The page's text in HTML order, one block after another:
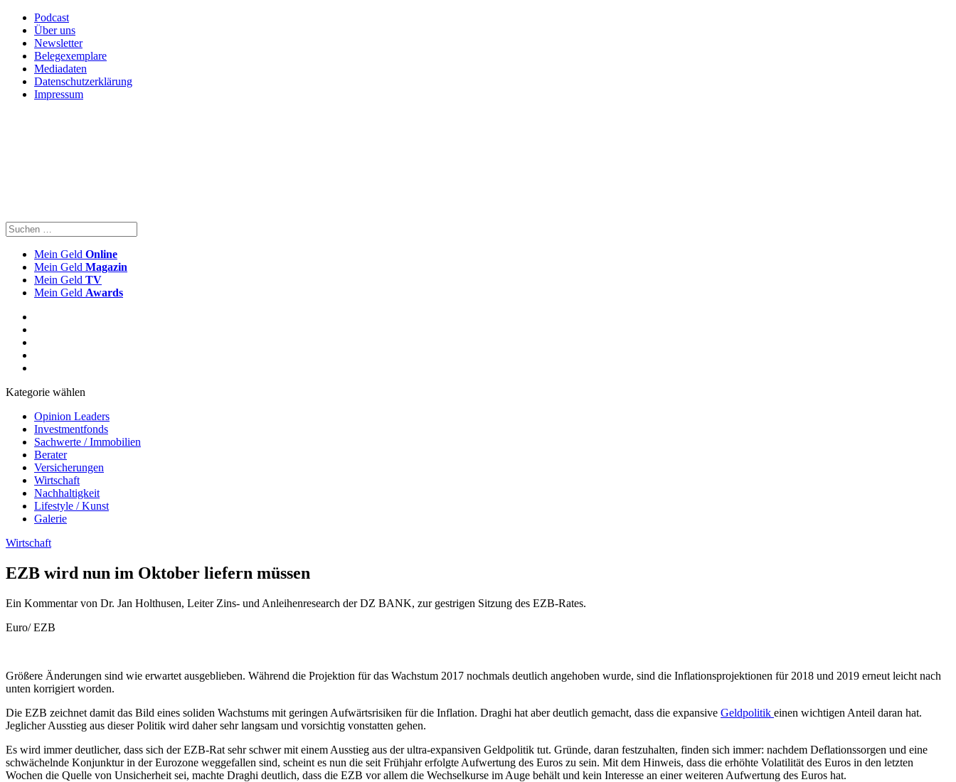
Podcast
Über uns
Newsletter
Belegexemplare
Mediadaten
Datenschutzerklärung
Impressum
Mein Geld Online
Mein Geld Magazin
Mein Geld TV
Mein Geld Awards
Kategorie wählen
Opinion Leaders
Investmentfonds
Sachwerte / Immobilien
Berater
Versicherungen
Wirtschaft
Nachhaltigkeit
Lifestyle / Kunst
Galerie
Wirtschaft
EZB wird nun im Oktober liefern müssen
Ein Kommentar von Dr. Jan Holthusen, Leiter Zins- und Anleihenresearch der DZ BANK, zur gestrigen Sitzung des EZB-Rates.
Euro/ EZB
Größere Änderungen sind wie erwartet ausgeblieben. Während die Projektion für das Wachstum 2017 nochmals deutlich angehoben wurde, sind die Inflationsprojektionen für 2018 und 2019 erneut leicht nach
unten korrigiert worden.
Die EZB zeichnet damit das Bild eines soliden Wachstums mit geringen Aufwärtsrisiken für die Inflation. Draghi hat aber deutlich gemacht, dass die expansive Geldpolitik einen wichtigen Anteil daran hat.
Jeglicher Ausstieg aus dieser Politik wird daher sehr langsam und vorsichtig vonstatten gehen.
Es wird immer deutlicher, dass sich der EZB-Rat sehr schwer mit einem Ausstieg aus der ultra-expansiven Geldpolitik tut. Gründe, daran festzuhalten, finden sich immer: nachdem Deflationssorgen und eine
schwächelnde Konjunktur in der Eurozone weggefallen sind, scheint es nun die seit Frühjahr erfolgte Aufwertung des Euros zu sein. Mit dem Hinweis, dass die erhöhte Volatilität des Euros in den letzten
Wochen die Quelle von Unsicherheit sei, machte Draghi deutlich, dass die EZB vor allem die Wechselkurse im Auge behält und kein Interesse an einer weiteren Aufwertung des Euros hat.